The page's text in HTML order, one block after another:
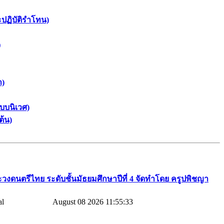
ฏิบัติรำโทน)
)
บนิเวศ)
น)
วงดนตรีไทย​ ระดับชั้นมัธยมศึกษาปีที่​ 4​ จัดทำโดย​ ครูปพิชญา​
August 08 2026 11:55:33